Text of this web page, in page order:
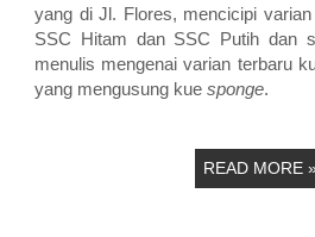
yang di Jl. Flores, mencicipi
SSC Hitam dan SSC Putih dan
menulis mengenai varian terbaru
yang mengusung kue sponge.
READ MORE